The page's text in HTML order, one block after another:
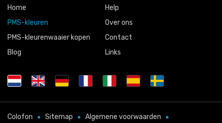
Home
PMS-kleuren
PMS-kleurenwaaier kopen
Blog
Help
Over ons
Contact
Links
Colofon Sitemap Algemene voorwaarden